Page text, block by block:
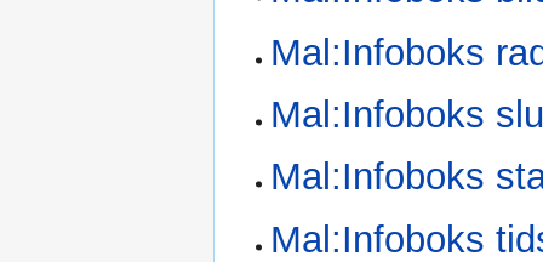
Mal:Infoboks
Mal:Infoboks
Mal:Infoboks
Mal:Infoboks